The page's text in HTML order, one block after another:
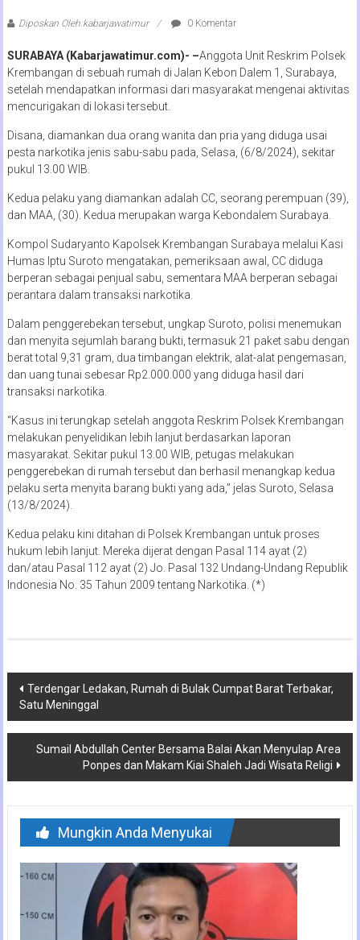
Diposkan Oleh:kabarjawatimur 0 Komentar
SURABAYA (Kabarjawatimur.com)- –Anggota Unit Reskrim Polsek
Krembangan di sebuah rumah di Jalan Kebon Dalem 1, Surabaya,
setelah mendapatkan informasi dari masyarakat mengenai aktivitas
mencurigakan di lokasi tersebut.
Disana, diamankan dua orang wanita dan pria yang diduga usai
pesta narkotika jenis sabu-sabu pada, Selasa, (6/8/2024), sekitar
pukul 13.00 WIB.
Kedua pelaku yang diamankan adalah CC, seorang perempuan (39),
dan MAA, (30). Kedua merupakan warga Kebondalem Surabaya.
Kompol Sudaryanto Kapolsek Krembangan Surabaya melalui Kasi
Humas Iptu Suroto mengatakan, pemeriksaan awal, CC diduga
berperan sebagai penjual sabu, sementara MAA berperan sebagai
perantara dalam transaksi narkotika.
Dalam penggerebekan tersebut, ungkap Suroto, polisi menemukan
dan menyita sejumlah barang bukti, termasuk 21 paket sabu dengan
berat total 9,31 gram, dua timbangan elektrik, alat-alat pengemasan,
dan uang tunai sebesar Rp2.000.000 yang diduga hasil dari
transaksi narkotika.
“Kasus ini terungkap setelah anggota Reskrim Polsek Krembangan
melakukan penyelidikan lebih lanjut berdasarkan laporan
masyarakat. Sekitar pukul 13.00 WIB, petugas melakukan
penggerebekan di rumah tersebut dan berhasil menangkap kedua
pelaku serta menyita barang bukti yang ada,” jelas Suroto, Selasa
(13/8/2024).
Kedua pelaku kini ditahan di Polsek Krembangan untuk proses
hukum lebih lanjut. Mereka dijerat dengan Pasal 114 ayat (2)
dan/atau Pasal 112 ayat (2) Jo. Pasal 132 Undang-Undang Republik
Indonesia No. 35 Tahun 2009 tentang Narkotika. (*)
Navigasi
pos
Terdengar Ledakan, Rumah di Bulak Cumpat Barat Terbakar,
Satu Meninggal
Sumail Abdullah Center Bersama Balai Akan Menyulap Area
Ponpes dan Makam Kiai Shaleh Jadi Wisata Religi
Mungkin Anda Menyukai